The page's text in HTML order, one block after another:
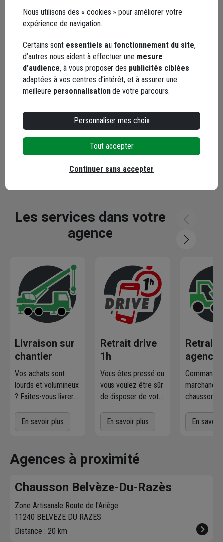
YouTube
Les avis
Loading...
Les services dans votre
agence
Livraison sur
chantier
Vos achats sont
lourds et volumineux
? Faites-vous livrer
voulez! L'agence
Chausson qui
vous contacte pour
fixer le meilleur
livraison. Bonus :
Nous livrons jusqu'au
7ème étage.
En savoir plus
Retrait drive
1h
Vous êtes pressé ou
vous voulez être sûr
de disposer de votre
Commandez
directement les
dans votre agence
sur chausson.fr.
heure plus tard.
En savoir plus
Retrait
agence
l'agence
En savoir
Agences à proximité
Chausson Belvèze-Du-Razès
Zone Artisanale Route de l'Ariège
11240 BELVEZE DU RAZES
Distance : 20 km
Nous utilisons des « cookies » pour améliorer votre
expérience de navigation.
Certains sont essentiels au fonctionnement du site,
d’autres nous aident à effectuer une mesure
d’audience, à vous proposer des publicités ciblées
adaptées à vos centres d’intérêt, et à assurer une
meilleure personnalisation de votre parcours.
Personnaliser mes choix
Tout accepter
Continuer sans accepter